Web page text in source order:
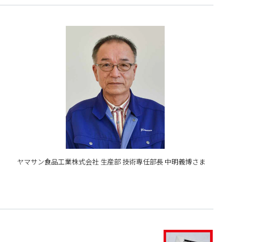
ヤマサン食品工業株式会社 生産部 技術専任部長 中明義博さま